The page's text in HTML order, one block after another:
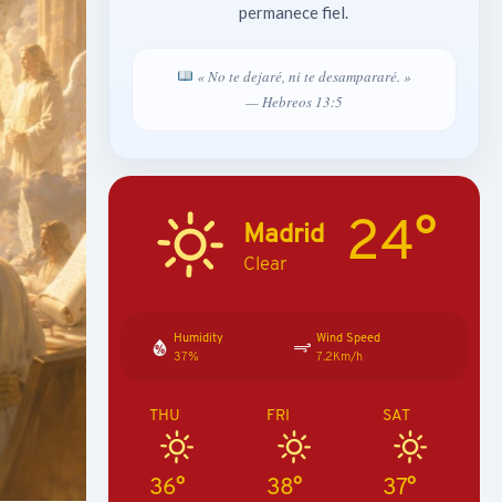
permanece fiel.
« No te dejaré, ni te desampararé. »
— Hebreos 13:5
Madrid
Clear 24°
Humidity
37%
Wind Speed
7.2Km/h
THU
36°
FRI
38°
SAT
37°